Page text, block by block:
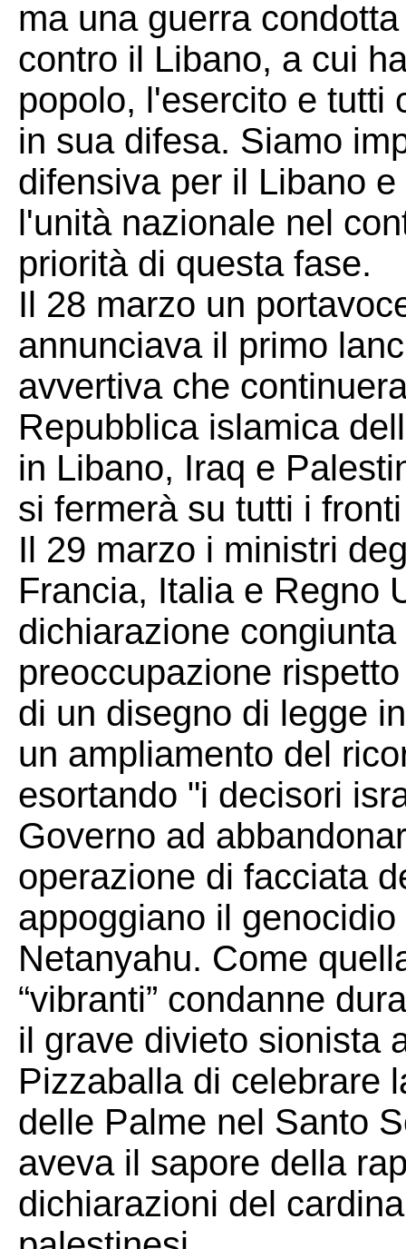
ma una guerra
contro il Libano, a cui
popolo, l'esercito e tutti
in sua difesa. Siamo
difensiva per il Libano
l'unità nazionale nel
priorità di questa fase.
Il 28 marzo un
annunciava il primo
avvertiva che
Repubblica islamica
in Libano, Iraq e
si fermerà su tutti i
Il 29 marzo i ministri
Francia, Italia e Regno
dichiarazione
preoccupazione
di un disegno di legge
un ampliamento del
esortando "i decisori
Governo ad
operazione di facciata
appoggiano il
Netanyahu. Come
“vibranti” condanne
il grave divieto sionista
Pizzaballa di celebrare
delle Palme nel Santo
aveva il sapore della
dichiarazioni del